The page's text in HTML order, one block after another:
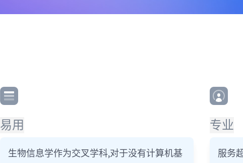
易用
生物信息学作为交叉学科,对于没有计算机基
专业
服务